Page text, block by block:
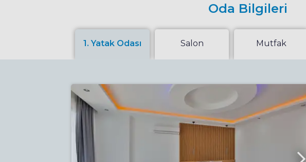
Oda Bilgileri
1. Yatak Odası Salon Mutfak